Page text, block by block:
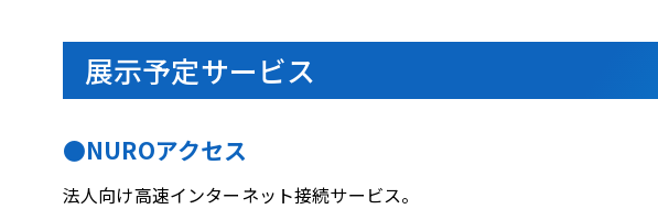
展示予定サービス
●NUROアクセス
法人向け高速インターネット接続サービス。